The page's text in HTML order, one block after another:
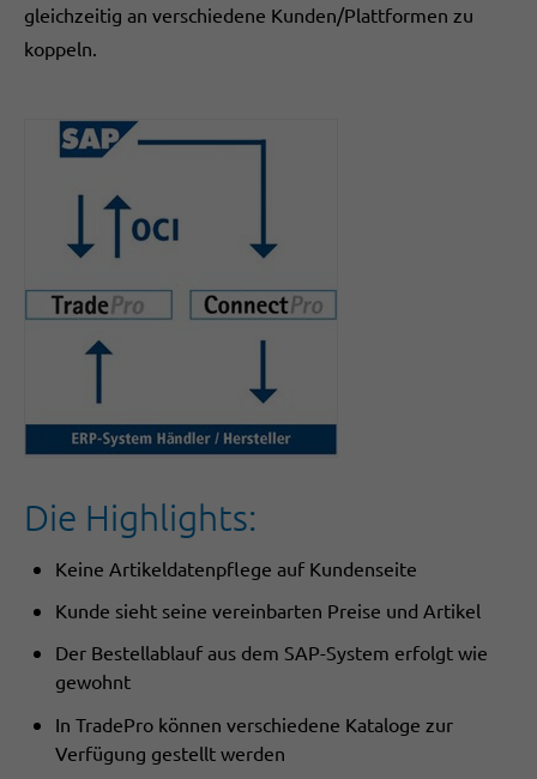
gleichzeitig an verschiedene Kunden/Plattformen zu
koppeln.
Die Highlights:
Keine Artikeldatenpflege auf Kundenseite
Kunde sieht seine vereinbarten Preise und Artikel
Der Bestellablauf aus dem SAP-System erfolgt wie
gewohnt
In TradePro können verschiedene Kataloge zur
Verfügung gestellt werden